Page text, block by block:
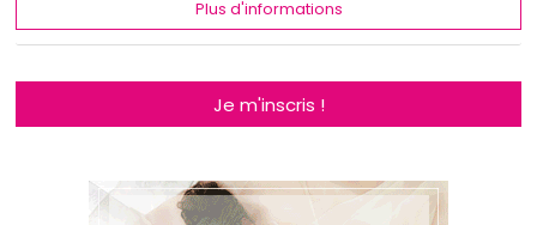
Plus d'informations
Je m'inscris !